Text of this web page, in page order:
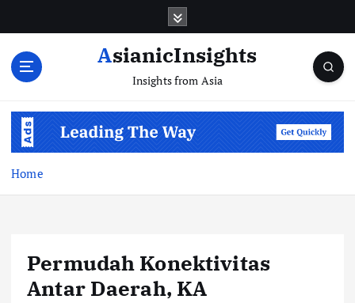
AsianicInsights
Insights from Asia
Home
Permudah Konektivitas
Antar Daerah, KA